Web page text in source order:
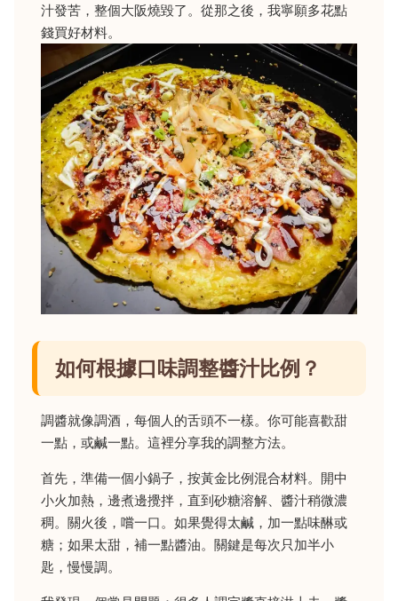
汁發苦，整個大阪燒毀了。從那之後，我寧願多花點
錢買好材料。
如何根據口味調整醬汁比例？
調醬就像調酒，每個人的舌頭不一樣。你可能喜歡甜
一點，或鹹一點。這裡分享我的調整方法。
首先，準備一個小鍋子，按黃金比例混合材料。開中
小火加熱，邊煮邊攪拌，直到砂糖溶解、醬汁稍微濃
稠。關火後，嚐一口。如果覺得太鹹，加一點味醂或
糖；如果太甜，補一點醬油。關鍵是每次只加半小
匙，慢慢調。